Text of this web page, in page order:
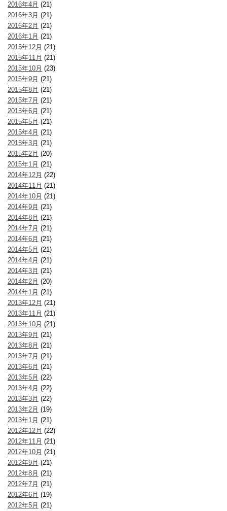
2016年4月 (21)
2016年3月 (21)
2016年2月 (21)
2016年1月 (21)
2015年12月 (21)
2015年11月 (21)
2015年10月 (23)
2015年9月 (21)
2015年8月 (21)
2015年7月 (21)
2015年6月 (21)
2015年5月 (21)
2015年4月 (21)
2015年3月 (21)
2015年2月 (20)
2015年1月 (21)
2014年12月 (22)
2014年11月 (21)
2014年10月 (21)
2014年9月 (21)
2014年8月 (21)
2014年7月 (21)
2014年6月 (21)
2014年5月 (21)
2014年4月 (21)
2014年3月 (21)
2014年2月 (20)
2014年1月 (21)
2013年12月 (21)
2013年11月 (21)
2013年10月 (21)
2013年9月 (21)
2013年8月 (21)
2013年7月 (21)
2013年6月 (21)
2013年5月 (22)
2013年4月 (22)
2013年3月 (22)
2013年2月 (19)
2013年1月 (21)
2012年12月 (22)
2012年11月 (21)
2012年10月 (21)
2012年9月 (21)
2012年8月 (21)
2012年7月 (21)
2012年6月 (19)
2012年5月 (21)